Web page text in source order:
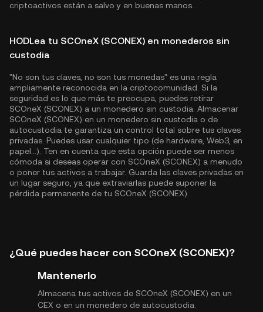
criptoactivos están a salvo y en buenas manos.
HODLea tu SCOneX (SCONEX) en monederos sin
custodia
"No son tus claves, no son tus monedas" es una regla
ampliamente reconocida en la criptocomunidad. Si la
seguridad es lo que más te preocupa, puedes retirar
SCOneX (SCONEX) a un monedero sin custodia. Almacenar
SCOneX (SCONEX) en un monedero sin custodia o de
autocustodia te garantiza un control total sobre tus claves
privadas. Puedes usar cualquier tipo (de hardware, Web3, en
papel...). Ten en cuenta que esta opción puede ser menos
cómoda si deseas operar con SCOneX (SCONEX) a menudo
o poner tus activos a trabajar. Guarda las claves privadas en
un lugar seguro, ya que extraviarlas puede suponer la
pérdida permanente de tu SCOneX (SCONEX).
¿Qué puedes hacer con SCOneX (SCONEX)?
Mantenerlo
Almacena tus activos de SCOneX (SCONEX) en un
CEX o en un monedero de autocustodia.